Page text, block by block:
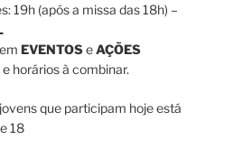
19h (após a missa das 18h) –
EVENTOSeAÇÕES
horários à combinar.
que participam hoje está
18